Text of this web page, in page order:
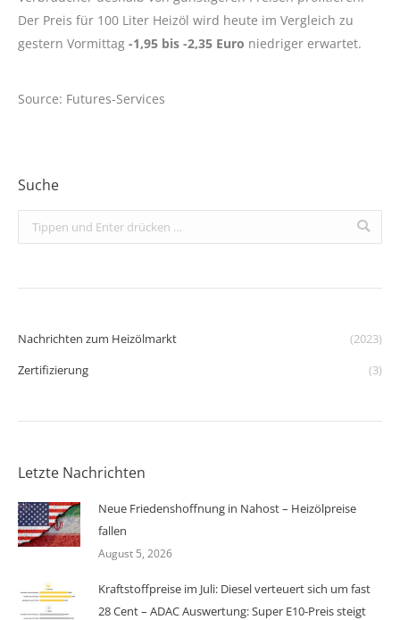
Der Preis für 100 Liter Heizöl wird heute im Vergleich zu
gestern Vormittag -1,95 bis -2,35 Euro niedriger erwartet.
Source: Futures-Services
Suche
Search:
Nachrichten zum Heizölmarkt
(2023)
Zertifizierung
(3)
Letzte Nachrichten
Neue Friedenshoffnung in Nahost – Heizölpreise
fallen
August 5, 2026
Kraftstoffpreise im Juli: Diesel verteuert sich um fast
28 Cent – ADAC Auswertung: Super E10-Preis steigt